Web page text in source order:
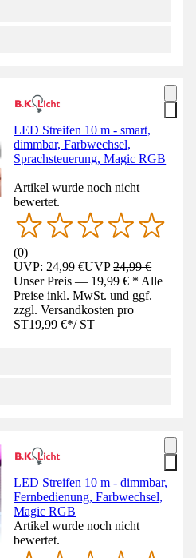
LED Streifen 10 m - smart,
dimmbar, Farbwechsel,
Sprachsteuerung, Magic RGB
Artikel wurde noch nicht
bewertet.
(0)
UVP: 24,99 €UVP24,99 €
Unser Preis — 19,99 € * Alle
Preise inkl. MwSt. und ggf.
zzgl. Versandkosten pro
ST19,99 €*/ ST
LED Streifen 10 m - dimmbar,
Fernbedienung, Farbwechsel,
Magic RGB
Artikel wurde noch nicht
bewertet.